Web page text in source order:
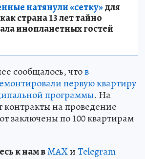
натянули «сетку»для
страна 13 лет тайно
инопланетных гостей
сообщалось, чтов
первую квартиру
программы. На
на проведение
заключены по 100 квартирам
к нам вMAXиTelegram